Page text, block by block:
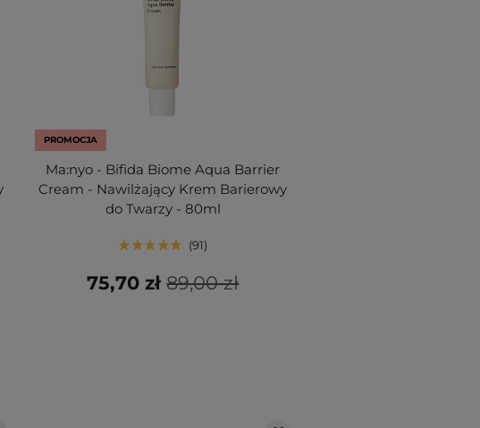
PROMOCJA
Ma:nyo - Bifida Biome Aqua Barrier
Cream - Nawilżający Krem Barierowy
do Twarzy - 80ml
91
89,00 zł
75,70 zł